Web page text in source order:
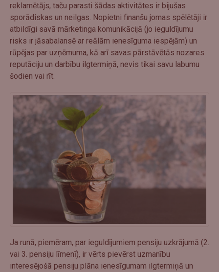
reklamētājs, taču parasti šādas aktivitātes ir bijušas
sporādiskas un neilgas. Nopietni finanšu jomas spēlētāji ir
atbildīgi savā mārketinga komunikācijā (jo ieguldījumu
risks ir jāsabalansē ar reālām ienesīguma iespējām) un
rūpējas par uzņēmuma, kā arī savas pārstāvētās nozares
reputāciju un darbību ilgtermiņā, nevis tikai savu labumu
šodien vai rīt.
Ja runā, piemēram, par ieguldījumiem pensiju uzkrājumā (2.
vai 3. pensiju līmenī), ir vērts pievērst uzmanību
interesējošā pensiju plāna ienesīgumam ilgtermiņā un